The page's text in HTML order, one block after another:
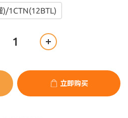
)/1CTN(12BTL)
立即购买